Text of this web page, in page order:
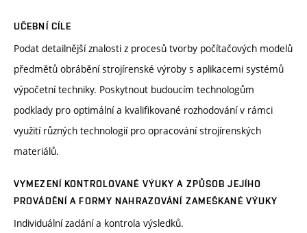
UČEBNÍ CÍLE
Podat detailnější znalosti z procesů tvorby počítačových modelů
předmětů obrábění strojírenské výroby s aplikacemi systémů
výpočetní techniky. Poskytnout budoucím technologům
podklady pro optimální a kvalifikované rozhodování v rámci
využití různých technologií pro opracování strojírenských
materiálů.
VYMEZENÍ KONTROLOVANÉ VÝUKY A ZPŮSOB JEJÍHO
PROVÁDĚNÍ A FORMY NAHRAZOVÁNÍ ZAMEŠKANÉ VÝUKY
Individuální zadání a kontrola výsledků.